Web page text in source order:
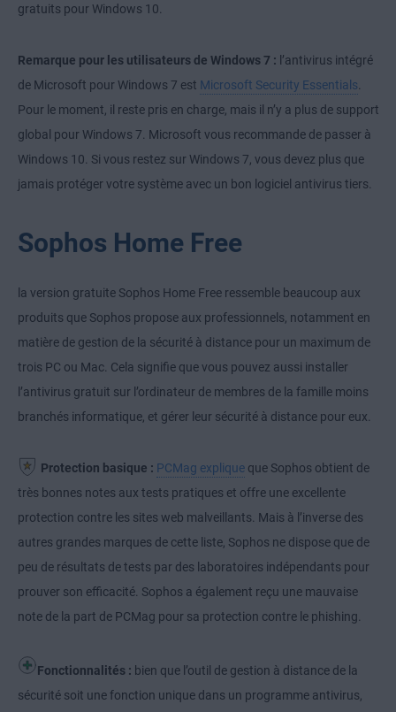
gratuits pour Windows 10.
Remarque pour les utilisateurs de Windows 7 : l’antivirus intégré
de Microsoft pour Windows 7 est Microsoft Security Essentials.
Pour le moment, il reste pris en charge, mais il n’y a plus de support
global pour Windows 7. Microsoft vous recommande de passer à
Windows 10. Si vous restez sur Windows 7, vous devez plus que
jamais protéger votre système avec un bon logiciel antivirus tiers.
Sophos Home Free
la version gratuite Sophos Home Free ressemble beaucoup aux
produits que Sophos propose aux professionnels, notamment en
matière de gestion de la sécurité à distance pour un maximum de
trois PC ou Mac. Cela signifie que vous pouvez aussi installer
l’antivirus gratuit sur l’ordinateur de membres de la famille moins
branchés informatique, et gérer leur sécurité à distance pour eux.
Protection basique : PCMag explique que Sophos obtient de
très bonnes notes aux tests pratiques et offre une excellente
protection contre les sites web malveillants. Mais à l’inverse des
autres grandes marques de cette liste, Sophos ne dispose que de
peu de résultats de tests par des laboratoires indépendants pour
prouver son efficacité. Sophos a également reçu une mauvaise
note de la part de PCMag pour sa protection contre le phishing.
Fonctionnalités : bien que l’outil de gestion à distance de la
sécurité soit une fonction unique dans un programme antivirus,